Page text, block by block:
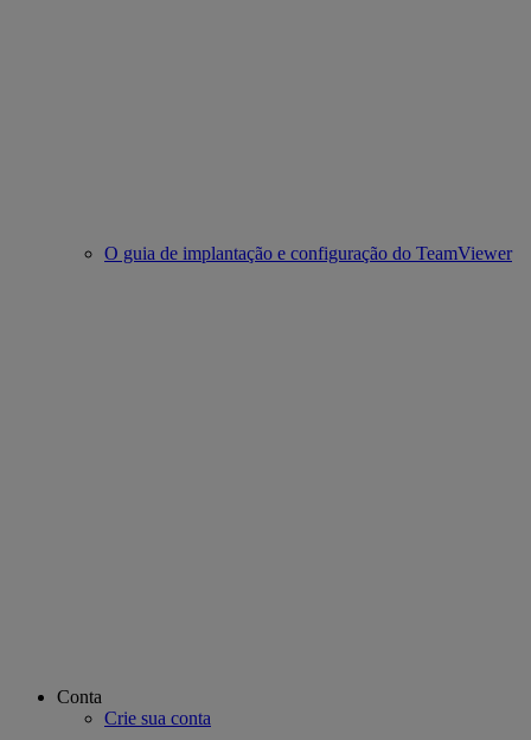
O guia de implantação e configuração do TeamViewer
Conta
Crie sua conta